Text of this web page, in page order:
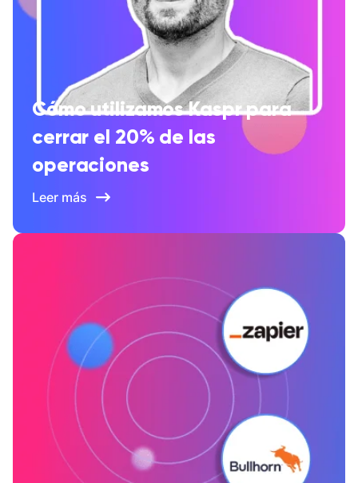
Cómo utilizamos Kaspr para
cerrar el 20% de las
operaciones
Leer más